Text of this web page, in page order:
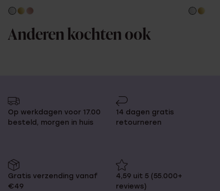
Anderen kochten ook
Op werkdagen voor 17.00
besteld, morgen in huis
14 dagen gratis
retourneren
Gratis verzending vanaf
€49
4,59 uit 5 (55.000+
reviews)